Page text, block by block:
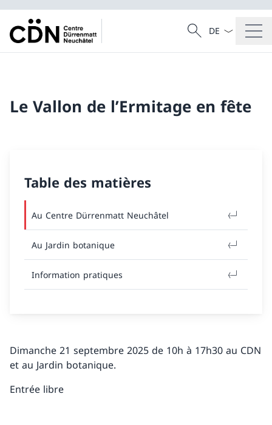
Recherche
Recherche
La langue
Le Vallon de l’Ermitage en fête
Dimanche 21 septembre 2025 de 10h à 17h30 au CDN
et au Jardin botanique.
Entrée libre
Table des matières
Au Centre Dürrenmatt Neuchâtel
Au Jardin botanique
Information pratiques